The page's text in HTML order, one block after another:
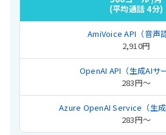
(平均通話 4分)
2,910円
283円〜
283円〜